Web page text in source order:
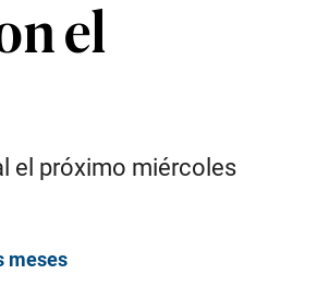
el
el próximo miércoles
meses